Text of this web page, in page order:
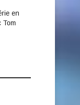
en
Tom